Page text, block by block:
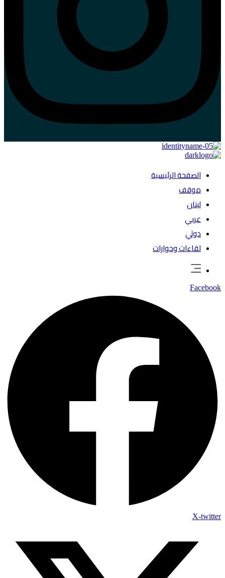
الصفحة الرئيسية
موقف
لبنان
عربي
دولي
لقاءات وحوارات
Facebook
X-twitter